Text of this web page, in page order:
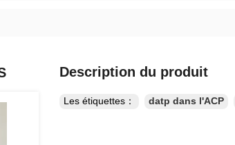
Description du produit
Les étiquettes： datp dans l'ACP